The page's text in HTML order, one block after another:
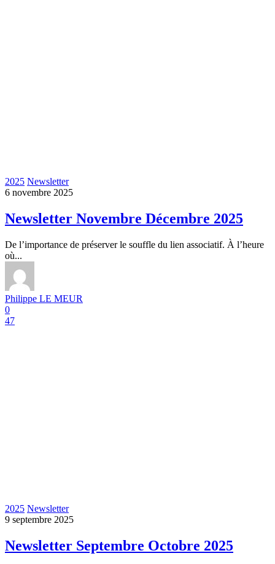
2025 Newsletter
6 novembre 2025
Newsletter Novembre Décembre 2025
De l’importance de préserver le souffle du lien associatif. À l’heure
où...
Philippe LE MEUR
0
47
2025 Newsletter
9 septembre 2025
Newsletter Septembre Octobre 2025